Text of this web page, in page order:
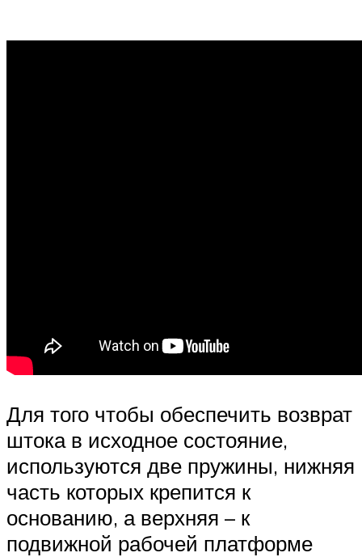
Для того чтобы обеспечить возврат
штока в исходное состояние,
используются две пружины, нижняя
часть которых крепится к
основанию, а верхняя – к
подвижной рабочей платформе